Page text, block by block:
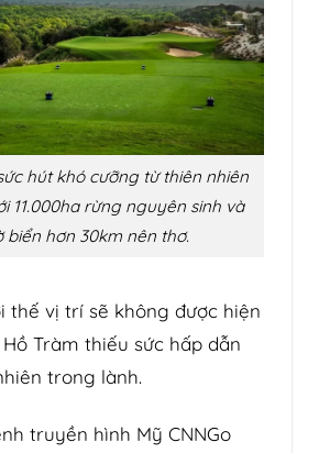
hút khó cưỡng từ thiên nhiên
11.000ha rừng nguyên sinh và
biển hơn 30km nên thơ.
thế vị trí sẽ không được hiện
Tràm thiếu sức hấp dẫn
trong lành.
truyền hình Mỹ CNNGo